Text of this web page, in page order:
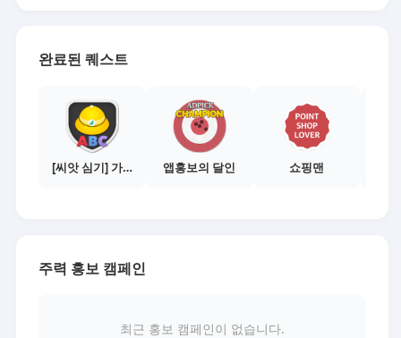
완료된 퀘스트
[씨앗 심기] 가이드보기 - 매체별 활동 가이드 앱홍보의 달인 쇼핑맨
주력 홍보 캠페인
최근 홍보 캠페인이 없습니다.